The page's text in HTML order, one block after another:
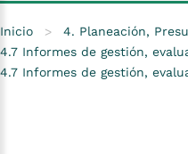
Inicio > 4. Planeación,
4.7 Informes de gestión,
4.7 Informes de gestión,